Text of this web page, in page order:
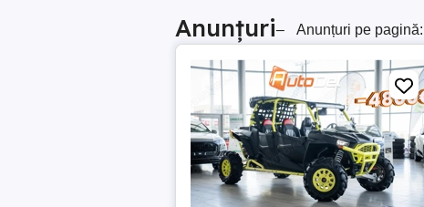
Anunțuri– Anunțuri pe pagină: